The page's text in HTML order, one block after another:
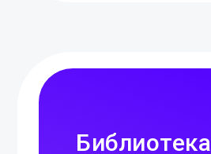
Библиотека